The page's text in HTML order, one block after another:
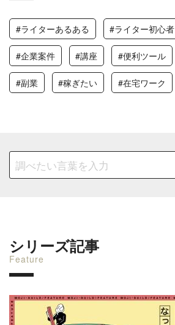
#ライターあるある #ライター初心者
#企業案件 #講座 #便利ツール
#副業 #稼ぎたい #在宅ワーク
シリーズ記事
Feature